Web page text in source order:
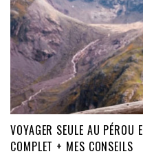
VOYAGER SEULE AU PÉROU
COMPLET + MES CONSEILS